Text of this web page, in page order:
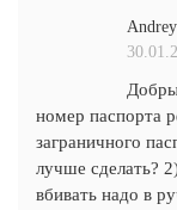
Andrey
номер паспорта
заграничного
лучше сделать?
вбивать надо в